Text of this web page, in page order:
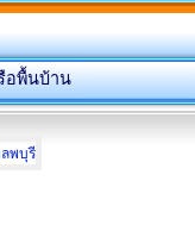
อพื้นบ้าน